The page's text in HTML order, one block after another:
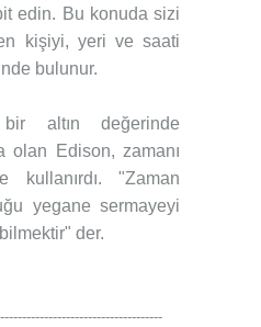
edin. Bu konuda sizi
kişiyi, yeri ve saati
bulunur.
altın değerinde
olan Edison, zamanı
kullanırdı. "Zaman
yegane sermayeyi
der.